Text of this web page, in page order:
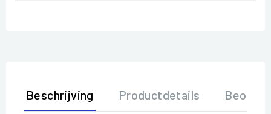
Beschrijving Productdetails